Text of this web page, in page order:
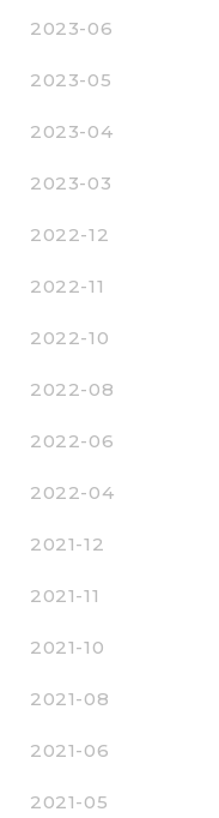
2023-06
2023-05
2023-04
2023-03
2022-12
2022-11
2022-10
2022-08
2022-06
2022-04
2021-12
2021-11
2021-10
2021-08
2021-06
2021-05